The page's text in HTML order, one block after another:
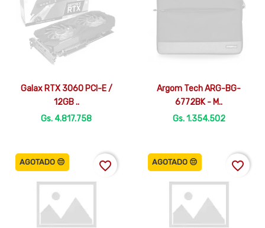
Vista rápida
Galax RTX 3060 PCI-E /
12GB ..
Gs. 4.817.758
 Vista rápida
Argom Tech ARG-BG-
6772BK - M..
Gs. 1.354.502
AGOTADO 😔 favorite_border AGOTADO 😔 favorite_border